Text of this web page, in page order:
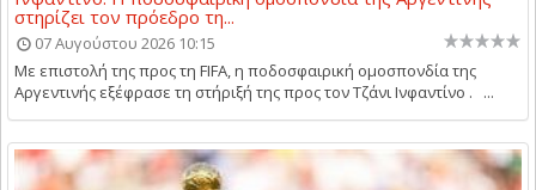
στηρίζει τον πρόεδρο τη...
07 Αυγούστου 2026 10:15
Με επιστολή της προς τη FIFA, η ποδοσφαιρική ομοσπονδία της
Αργεντινής εξέφρασε τη στήριξή της προς τον Τζάνι Ινφαντίνο . ...